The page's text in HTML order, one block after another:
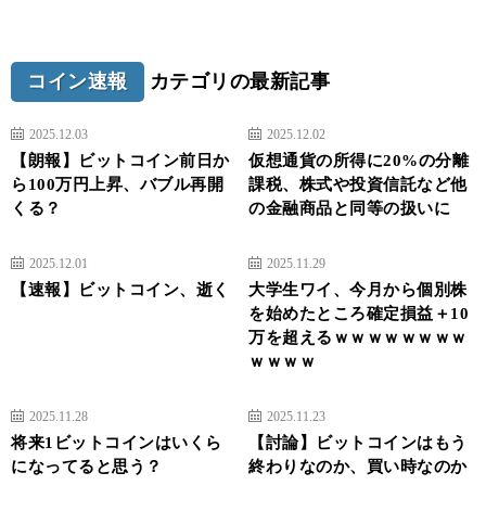
コイン速報 カテゴリの最新記事
2025.12.03
【朗報】ビットコイン前日か
ら100万円上昇、バブル再開
くる？
2025.12.02
仮想通貨の所得に20%の分離
課税、株式や投資信託など他
の金融商品と同等の扱いに
2025.12.01
【速報】ビットコイン、逝く
2025.11.29
大学生ワイ、今月から個別株
を始めたところ確定損益＋10
万を超えるｗｗｗｗｗｗｗｗ
ｗｗｗｗ
2025.11.28
将来1ビットコインはいくら
になってると思う？
2025.11.23
【討論】ビットコインはもう
終わりなのか、買い時なのか